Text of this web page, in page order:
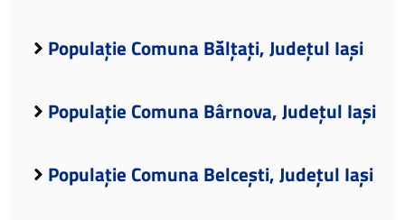
Populație Comuna Bălțați, Județul Iași
Populație Comuna Bârnova, Județul Iași
Populație Comuna Belcești, Județul Iași